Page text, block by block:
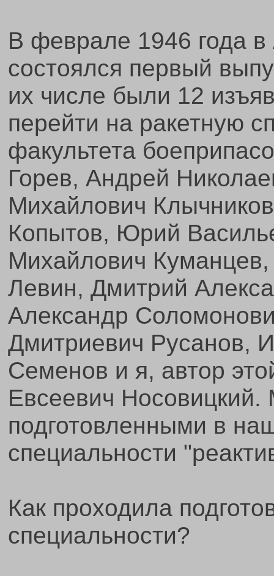
В феврале 1946 года
состоялся первый
их числе были 12
перейти на ракетную
факультета
Горев, Андрей
Михайлович
Копытов, Юрий
Михайлович
Левин, Дмитрий
Александр
Дмитриевич Русанов,
Семенов и я, автор
Евсеевич
подготовленными в
специальности
Как проходила
специальности?